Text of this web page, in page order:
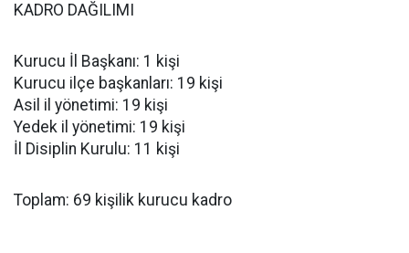
KADRO DAĞILIMI
Kurucu İl Başkanı: 1 kişi
Kurucu ilçe başkanları: 19 kişi
Asil il yönetimi: 19 kişi
Yedek il yönetimi: 19 kişi
İl Disiplin Kurulu: 11 kişi
Toplam: 69 kişilik kurucu kadro